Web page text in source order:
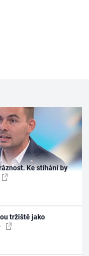
Ke stíhání by
tržiště jako